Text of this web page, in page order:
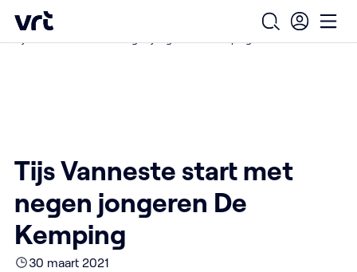
Ga naar de hoofdinhoud
VRT (home)
Open
Home /
Tijs Vanneste start met
negen jongeren De
Kemping
30 maart 2021